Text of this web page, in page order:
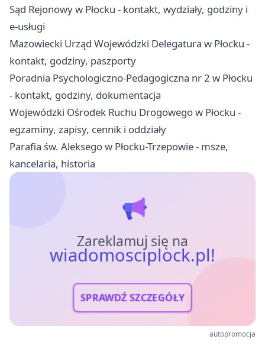
Sąd Rejonowy w Płocku - kontakt, wydziały, godziny i
e-usługi
Mazowiecki Urząd Wojewódzki Delegatura w Płocku -
kontakt, godziny, paszporty
Poradnia Psychologiczno-Pedagogiczna nr 2 w Płocku
- kontakt, godziny, dokumentacja
Wojewódzki Ośrodek Ruchu Drogowego w Płocku -
egzaminy, zapisy, cennik i oddziały
Parafia św. Aleksego w Płocku-Trzepowie - msze,
kancelaria, historia
Zareklamuj się na
wiadomosciplock.pl!
SPRAWDŹ SZCZEGÓŁY
autopromocja